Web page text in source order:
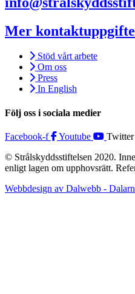
Mer
Stöd vårt arbete
Om oss
Press
In English
Följ oss i sociala medier
Facebook-f Youtube
Twitter
© Strålskyddsstiftelsen 2020.
enligt lagen om upphovsrätt.
Webbdesign av Dalwebb -